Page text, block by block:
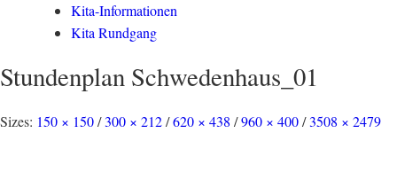
Kita-Informationen
Kita Rundgang
Stundenplan Schwedenhaus_01
Sizes: 150 × 150/300 × 212/620 × 438 /960 × 400/3508 × 2479